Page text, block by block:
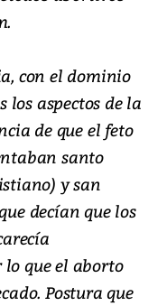
con el dominio
los aspectos de la
de que el feto
santo
y san
decían que los
que el aborto
Postura que